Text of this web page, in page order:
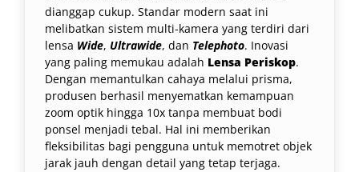
dianggap cukup. Standar modern saat ini
melibatkan sistem multi-kamera yang terdiri dari
lensa Wide, Ultrawide, dan Telephoto. Inovasi
yang paling memukau adalah Lensa Periskop.
Dengan memantulkan cahaya melalui prisma,
produsen berhasil menyematkan kemampuan
zoom optik hingga 10x tanpa membuat bodi
ponsel menjadi tebal. Hal ini memberikan
fleksibilitas bagi pengguna untuk memotret objek
jarak jauh dengan detail yang tetap terjaga.